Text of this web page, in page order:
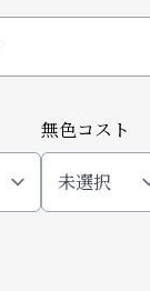
無色コスト